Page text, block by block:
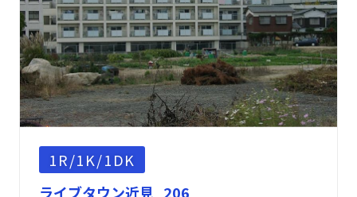
1R/1K/1DK
ライブタウン近見 206